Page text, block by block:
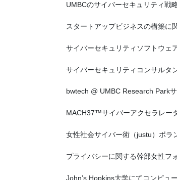
UMBCのサイバーセキュリティ戦
スタートアップビジネスの構築に
サイバーセキュリティソフトウェ
サイバーセキュリティコンサルタ
bwtech @ UMBC Research Park
MACH37™サイバーアクセラレー
女性社会サイバー術（justu）ボラ
プライバシーに関する幹部女性フ
John’s Hopkins大学にてコンピュ